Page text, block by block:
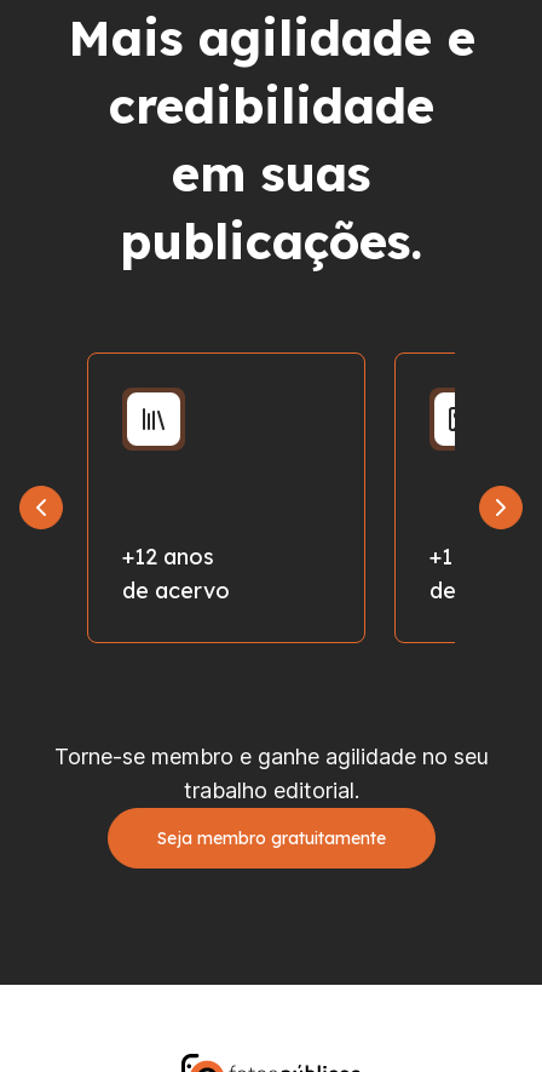
Mais agilidade e
credibilidade
em suas
publicações.
+12 anos
de acervo
+1 milhão
de fotos
Torne-se membro e ganhe agilidade no seu
trabalho editorial.
Seja membro gratuitamente